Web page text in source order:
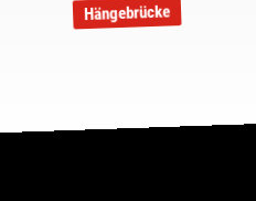
Hängebrücke